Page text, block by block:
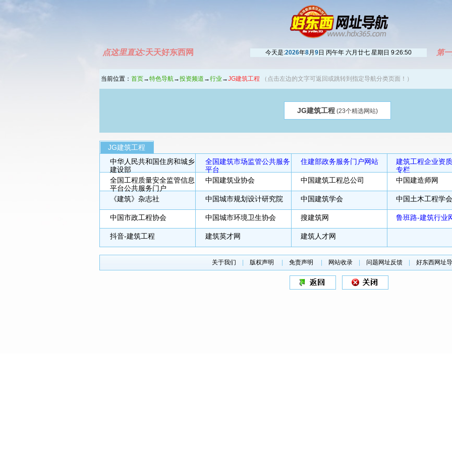
点这里直达:天天好东西网 今天是:2026年8月 9日 丙午年 六月廿七 星期日 9:26:50 第
当前位置： 首页→特色导航→投资频道 →行业 →JG建筑工程 （点击左边的文字可返回或跳转到指定导航分类页面！）
JG建筑工程 (23个精选网站)
JG建筑工程
中华人民共和国住房和城乡
建设部
全国建筑市场监管公共服务
平台
住建部政务服务门户网站
建筑工程企业资
专栏
全国工程质量安全监管信息
平台公共服务门户
中国建筑业协会 中国建筑工程总公司 中国建造师网
《建筑》杂志社 中国城市规划设计研究院 中国建筑学会 中国土木工程学会
中国市政工程协会 中国城市环境卫生协会 搜建筑网 鲁班路-建筑行业
抖音-建筑工程 建筑英才网 建筑人才网
关于我们 版权声明 免责声明 网站收录 问题网址反馈 好东西网址